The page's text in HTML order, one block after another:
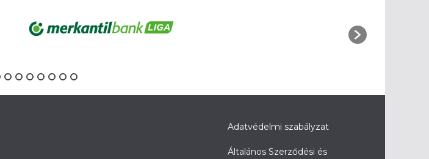
Adatvédelmi szabályzat
Általános Szerződési és